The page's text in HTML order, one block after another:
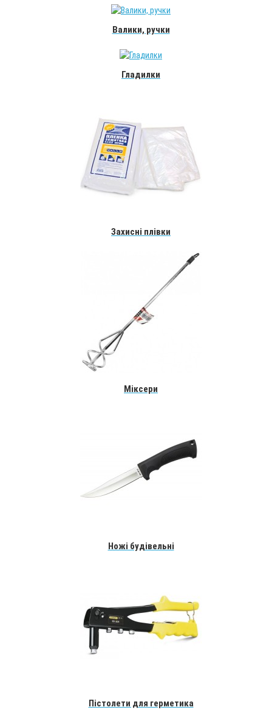
Валики, ручки
Гладилки
Захисні плівки
Міксери
Ножі будівельні
Пістолети для герметика